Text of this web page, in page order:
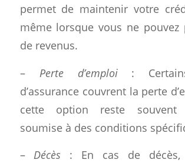
permet de maintenir votre
même lorsque vous ne pouvez
de revenus.
– Perte d’emploi:
d’assurance couvrent la perte
cette option reste
soumise à des conditions
– Décès : En cas de décès,